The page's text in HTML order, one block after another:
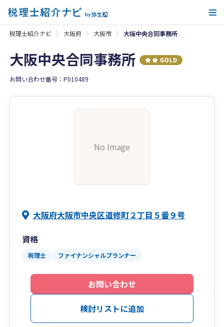
税理士紹介ナビ 大阪府 大阪市 大阪中央合同事務所
大阪中央合同事務所
お問い合わせ番号：P010489
No Image
大阪府大阪市中央区道修町２丁目５番９号
資格
税理士 ファイナンシャルプランナー
お問い合わせ
検討リストに追加